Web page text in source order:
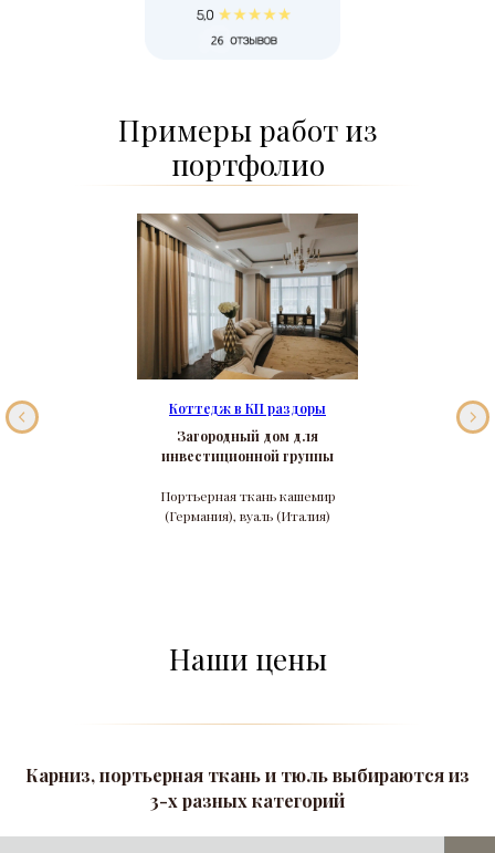
Примеры работ из
портфолио
Коттедж в КП раздоры
Загородный дом для
инвестиционной группы
Портьерная ткань кашемир
(Германия), вуаль (Италия)
Наши цены
Карниз, портьерная ткань и тюль выбираются из
3-х разных категорий